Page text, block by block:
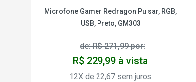
Microfone Gamer Redragon Pulsar, RGB,
USB, Preto, GM303
de: R$ 271,99 por:
R$ 229,99 à vista
12X de 22,67 sem juros